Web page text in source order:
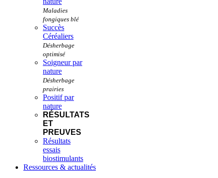
Succès
Céréaliers
Soigneur par
nature
Positif par
nature
RÉSULTATS
ET
PREUVES
Résultats
essais
biostimulants
Ressources & actualités